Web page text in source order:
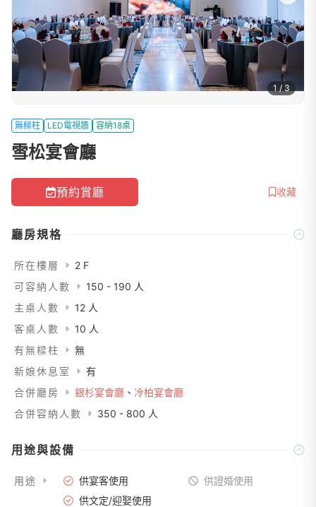
1 / 3
無樑柱 LED電視牆 容納18桌
雪松宴會廳
預約賞廳 收藏
廳房規格
所在樓層
2 F
可容納人數
150 - 190 人
主桌人數
12 人
客桌人數
10 人
有無樑柱
無
新娘休息室
有
合併廳房
銀杉宴會廳 、 冷柏宴會廳
合併容納人數
350 - 800 人
用途與設備
用途 供宴客使用
供證婚使用
供文定/迎娶使用